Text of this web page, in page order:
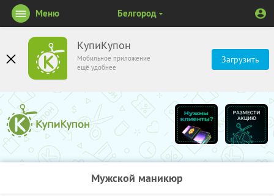
КупиКупон
Мобильное приложение
ещё удобнее
Загрузить
Меню Белгород
Мужской маникюр